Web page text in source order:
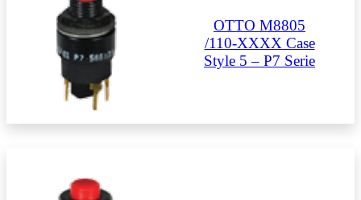
OTTO M8805
/110-XXXX Case
Style 5 – P7 Serie